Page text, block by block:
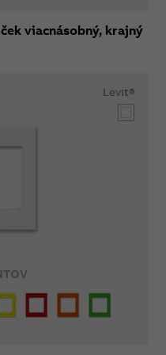
viacnásobný, krajný
Levit®